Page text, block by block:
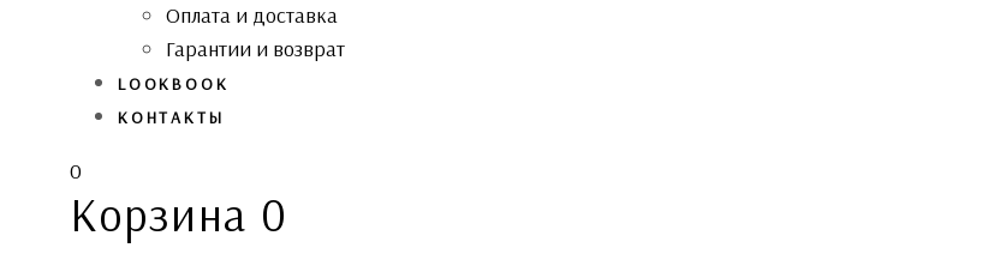
Оплата и доставка
Гарантии и возврат
LOOKBOOK
КОНТАКТЫ
0
Корзина 0